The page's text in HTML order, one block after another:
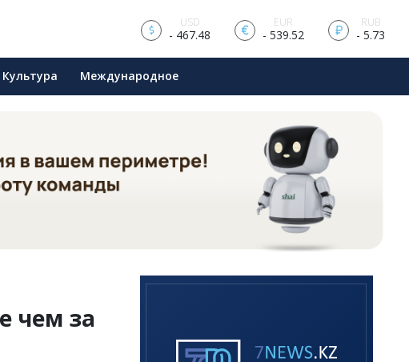
USD
- 467.48
EUR
- 539.52
RUB
- 5.73
Культура Международное
чем за